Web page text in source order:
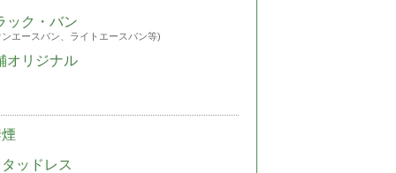
ック・バン
エースバン、ライトエースバン等)
オリジナル
ッドレス